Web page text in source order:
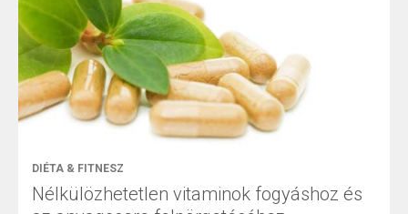
DIÉTA & FITNESZ
Nélkülözhetetlen vitaminok fogyáshoz és